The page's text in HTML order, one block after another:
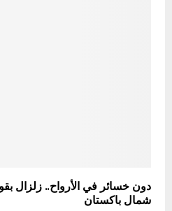
شمال باكستان